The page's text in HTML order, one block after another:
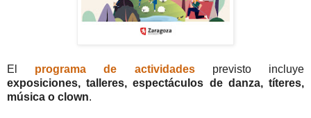
El programa de actividadesprevisto incluye
exposiciones, talleres, espectáculos de danza, títeres,
música o clown.